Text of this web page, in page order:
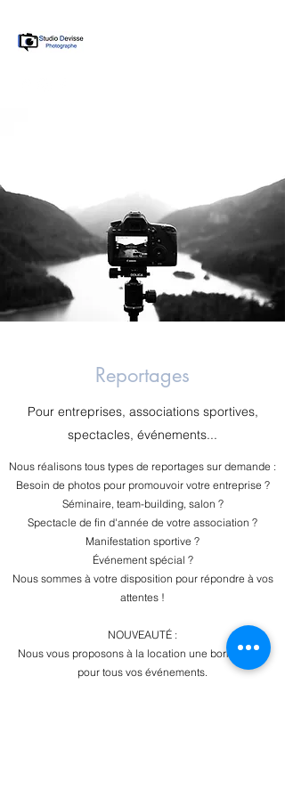
Reportages
Pour entreprises, associations sportives,
spectacles, événements...
Nous réalisons tous types de reportages sur demande :
Besoin de photos pour promouvoir votre entreprise ?
Séminaire, team-building, salon ?
Spectacle de fin d'année de votre association ?
Manifestation sportive ?
Événement spécial ?
Nous sommes à votre disposition pour répondre à vos
attentes !
NOUVEAUTÉ :
Nous vous proposons à la location une borne selfie
pour tous vos événements.